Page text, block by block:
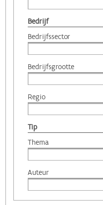
Bedrijf
Bedrijfssector
Bedrijfsgrootte
Regio
Tip
Thema
Auteur